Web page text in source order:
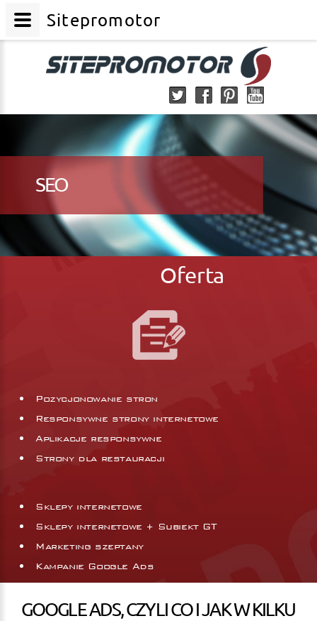
SEO
Oferta
Pozycjonowanie stron
Responsywne strony internetowe
Aplikacje responsywne
Strony dla restauracji
Sklepy internetowe
Sklepy internetowe + Subiekt GT
Marketing szeptany
Kampanie Google Ads
GOOGLE ADS, CZYLI CO I JAK W KILKU
Sitepromotor